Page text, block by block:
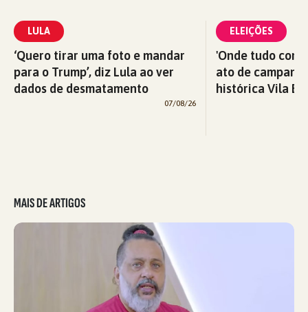
LULA
‘Quero tirar uma foto e mandar
para o Trump’, diz Lula ao ver
dados de desmatamento
07/08/26
ELEIÇÕES
'Onde tudo
ato de
histórica Vila
MAIS DE ARTIGOS